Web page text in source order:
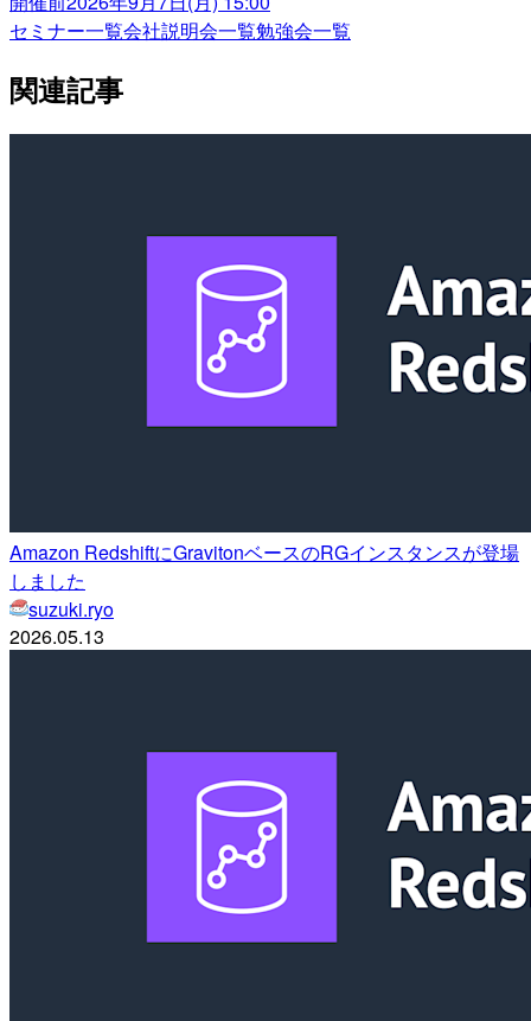
セミナー一覧会社説明会一覧勉強会一覧
関連記事
Amazon RedshiftにGravitonベースのRGインスタンスが登場
しました
suzuki.ryo
2026.05.13